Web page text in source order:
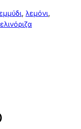
, λεμόνι